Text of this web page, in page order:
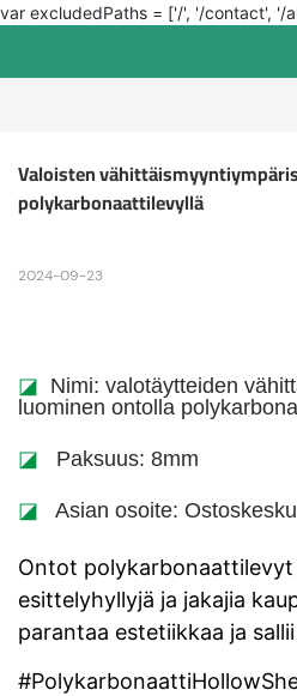
var excludedPaths = ['/', '/contact', '/
Valoisten
polykarbonaattilevyllä
2024-09-23
◪ Nimi: valotäytteiden
luominen ontolla
◪ Paksuus: 8mm
◪ Asian osoite:
Ontot
esittelyhyllyjä ja jakajia
parantaa estetiikkaa ja